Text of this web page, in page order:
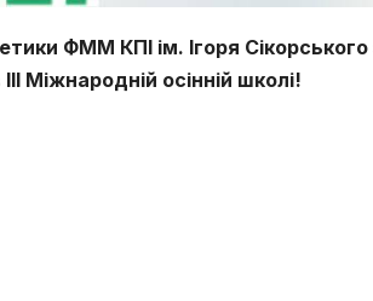
ФММ КПІ ім. Ігоря
Міжнародній осінній школі!